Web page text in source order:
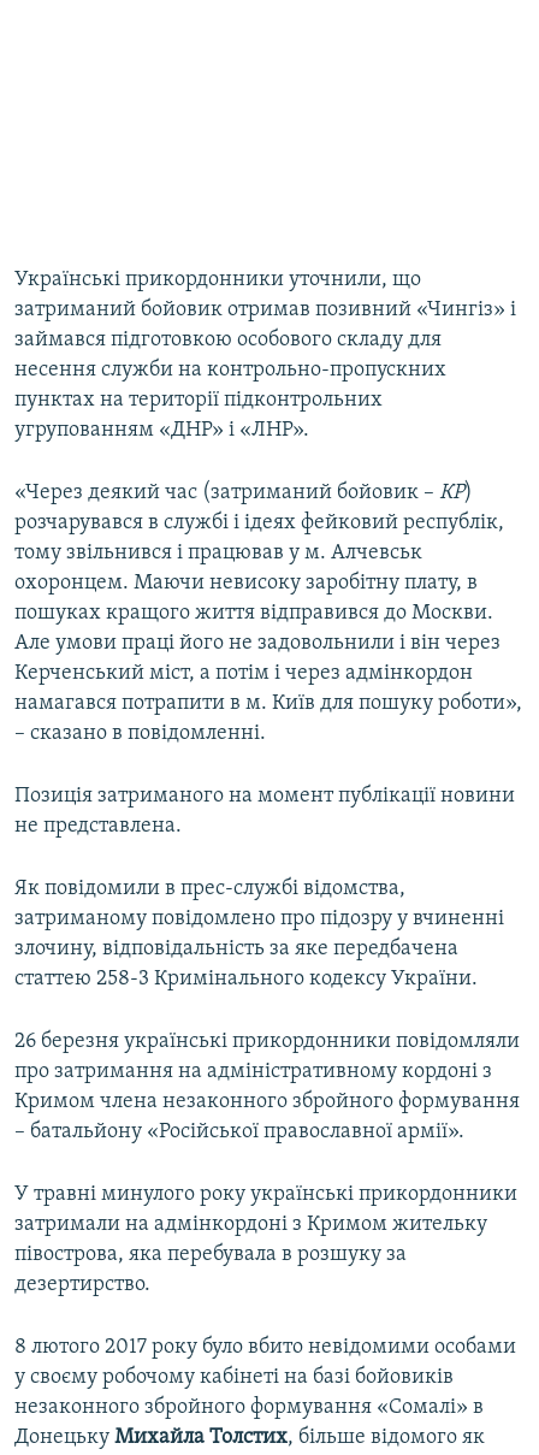
Українські прикордонники уточнили, що
затриманий бойовик отримав позивний «Чингіз» і
займався підготовкою особового складу для
несення служби на контрольно-пропускних
пунктах на території підконтрольних
угрупованням «ДНР» і «ЛНР».
«Через деякий час (затриманий бойовик – КР)
розчарувався в службі і ідеях фейковий республік,
тому звільнився і працював у м. Алчевськ
охоронцем. Маючи невисоку заробітну плату, в
пошуках кращого життя відправився до Москви.
Але умови праці його не задовольнили і він через
Керченський міст, а потім і через адмінкордон
намагався потрапити в м. Київ для пошуку роботи»,
– сказано в повідомленні.
Позиція затриманого на момент публікації новини
не представлена.
Як повідомили в прес-службі відомства,
затриманому повідомлено про підозру у вчиненні
злочину, відповідальність за яке передбачена
статтею 258-3 Кримінального кодексу України.
26 березня українські прикордонники повідомляли
про затримання на адміністративному кордоні з
Кримом члена незаконного збройного формування
– батальйону «Російської православної армії».
У травні минулого року українські прикордонники
затримали на адмінкордоні з Кримом жительку
півострова, яка перебувала в розшуку за
дезертирство.
8 лютого 2017 року було вбито невідомими особами
у своєму робочому кабінеті на базі бойовиків
незаконного збройного формування «Сомалі» в
Донецьку Михайла Толстих, більше відомого як